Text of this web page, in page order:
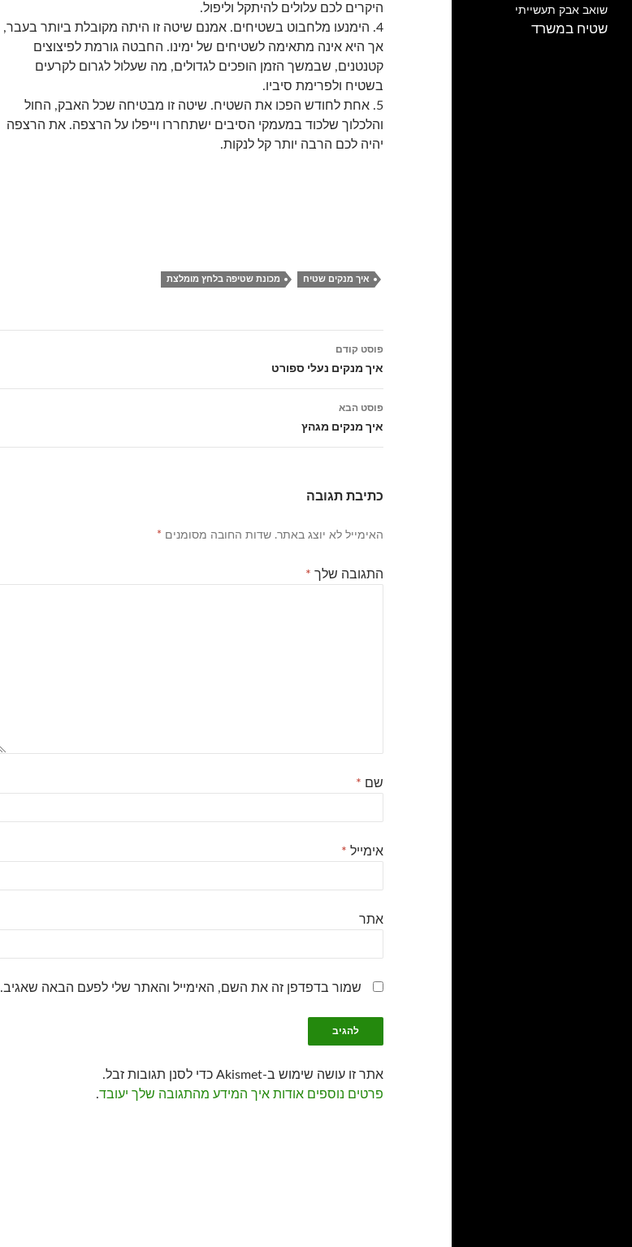
היקרים לכם עלולים להיתקל וליפול.
4. הימנעו מלחבוט בשטיחים. אמנם שיטה זו היתה מקובלת ביותר בעבר,
אך היא אינה מתאימה לשטיחים של ימינו. החבטה גורמת לפיצוצים
קטנטנים, שבמשך הזמן הופכים לגדולים, מה שעלול לגרום לקרעים
בשטיח ולפרימת סיביו.
5. אחת לחודש הפכו את השטיח. שיטה זו מבטיחה שכל האבק, החול
והלכלוך שלכוד במעמקי הסיבים ישתחררו וייפלו על הרצפה. את הרצפה
יהיה לכם הרבה יותר קל לנקות.
איך מנקים שטיח מכונת שטיפה בלחץ מומלצת
ניווט
בפוסטים
פוסט קודם
איך מנקים נעלי ספורט
פוסט הבא
איך מנקים מגהץ
כתיבת תגובה
האימייל לא יוצג באתר. שדות החובה מסומנים *
התגובה שלך *
שם *
אימייל *
אתר
שמור בדפדפן זה את השם, האימייל והאתר שלי לפעם הבאה שאגיב.
אתר זו עושה שימוש ב-Akismet כדי לסנן תגובות זבל.
פרטים נוספים אודות איך המידע מהתגובה שלך יעובד.
שואב אבק תעשייתי
שטיח במשרד